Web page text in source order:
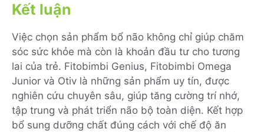
Kết luận
Việc chọn sản phẩm bổ não không chỉ giúp chăm
sóc sức khỏe mà còn là khoản đầu tư cho tương
lai của trẻ. Fitobimbi Genius, Fitobimbi Omega
Junior và Otiv là những sản phẩm uy tín, được
nghiên cứu chuyên sâu, giúp tăng cường trí nhớ,
tập trung và phát triển não bộ toàn diện. Kết hợp
bổ sung dưỡng chất đúng cách với chế độ ăn